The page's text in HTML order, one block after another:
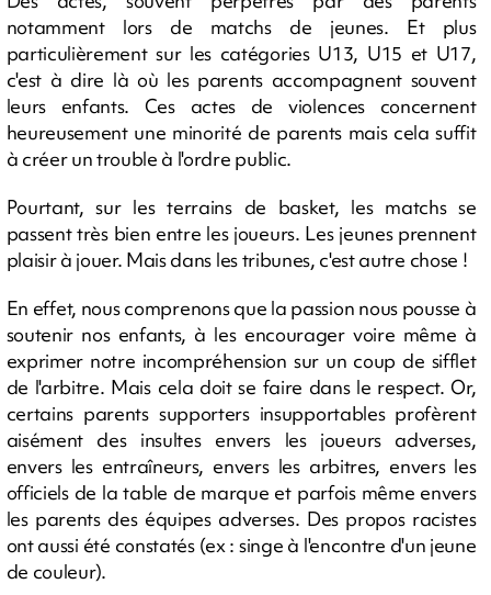
notamment lors de matchs de jeunes. Et plus
particulièrement sur les catégories U13, U15 et U17,
c'est à dire là où les parents accompagnent souvent
leurs enfants. Ces actes de violences concernent
heureusement une minorité de parents mais cela suffit
à créer un trouble à l'ordre public.
Pourtant, sur les terrains de basket, les matchs se
passent très bien entre les joueurs. Les jeunes prennent
plaisir à jouer. Mais dans les tribunes, c'est autre chose !
En effet, nous comprenons que la passion nous pousse à
soutenir nos enfants, à les encourager voire même à
exprimer notre incompréhension sur un coup de sifflet
de l'arbitre. Mais cela doit se faire dans le respect. Or,
certains parents supporters insupportables profèrent
aisément des insultes envers les joueurs adverses,
envers les entraîneurs, envers les arbitres, envers les
officiels de la table de marque et parfois même envers
les parents des équipes adverses. Des propos racistes
ont aussi été constatés (ex : singe à l'encontre d'un jeune
de couleur).